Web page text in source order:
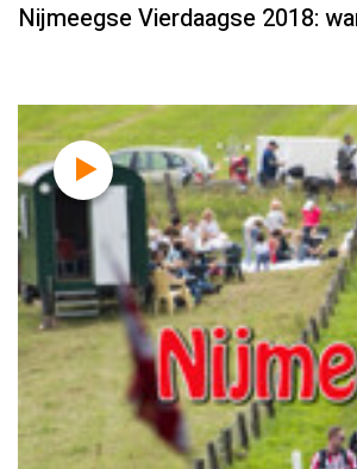
Nijmeegse Vierdaagse 2018: